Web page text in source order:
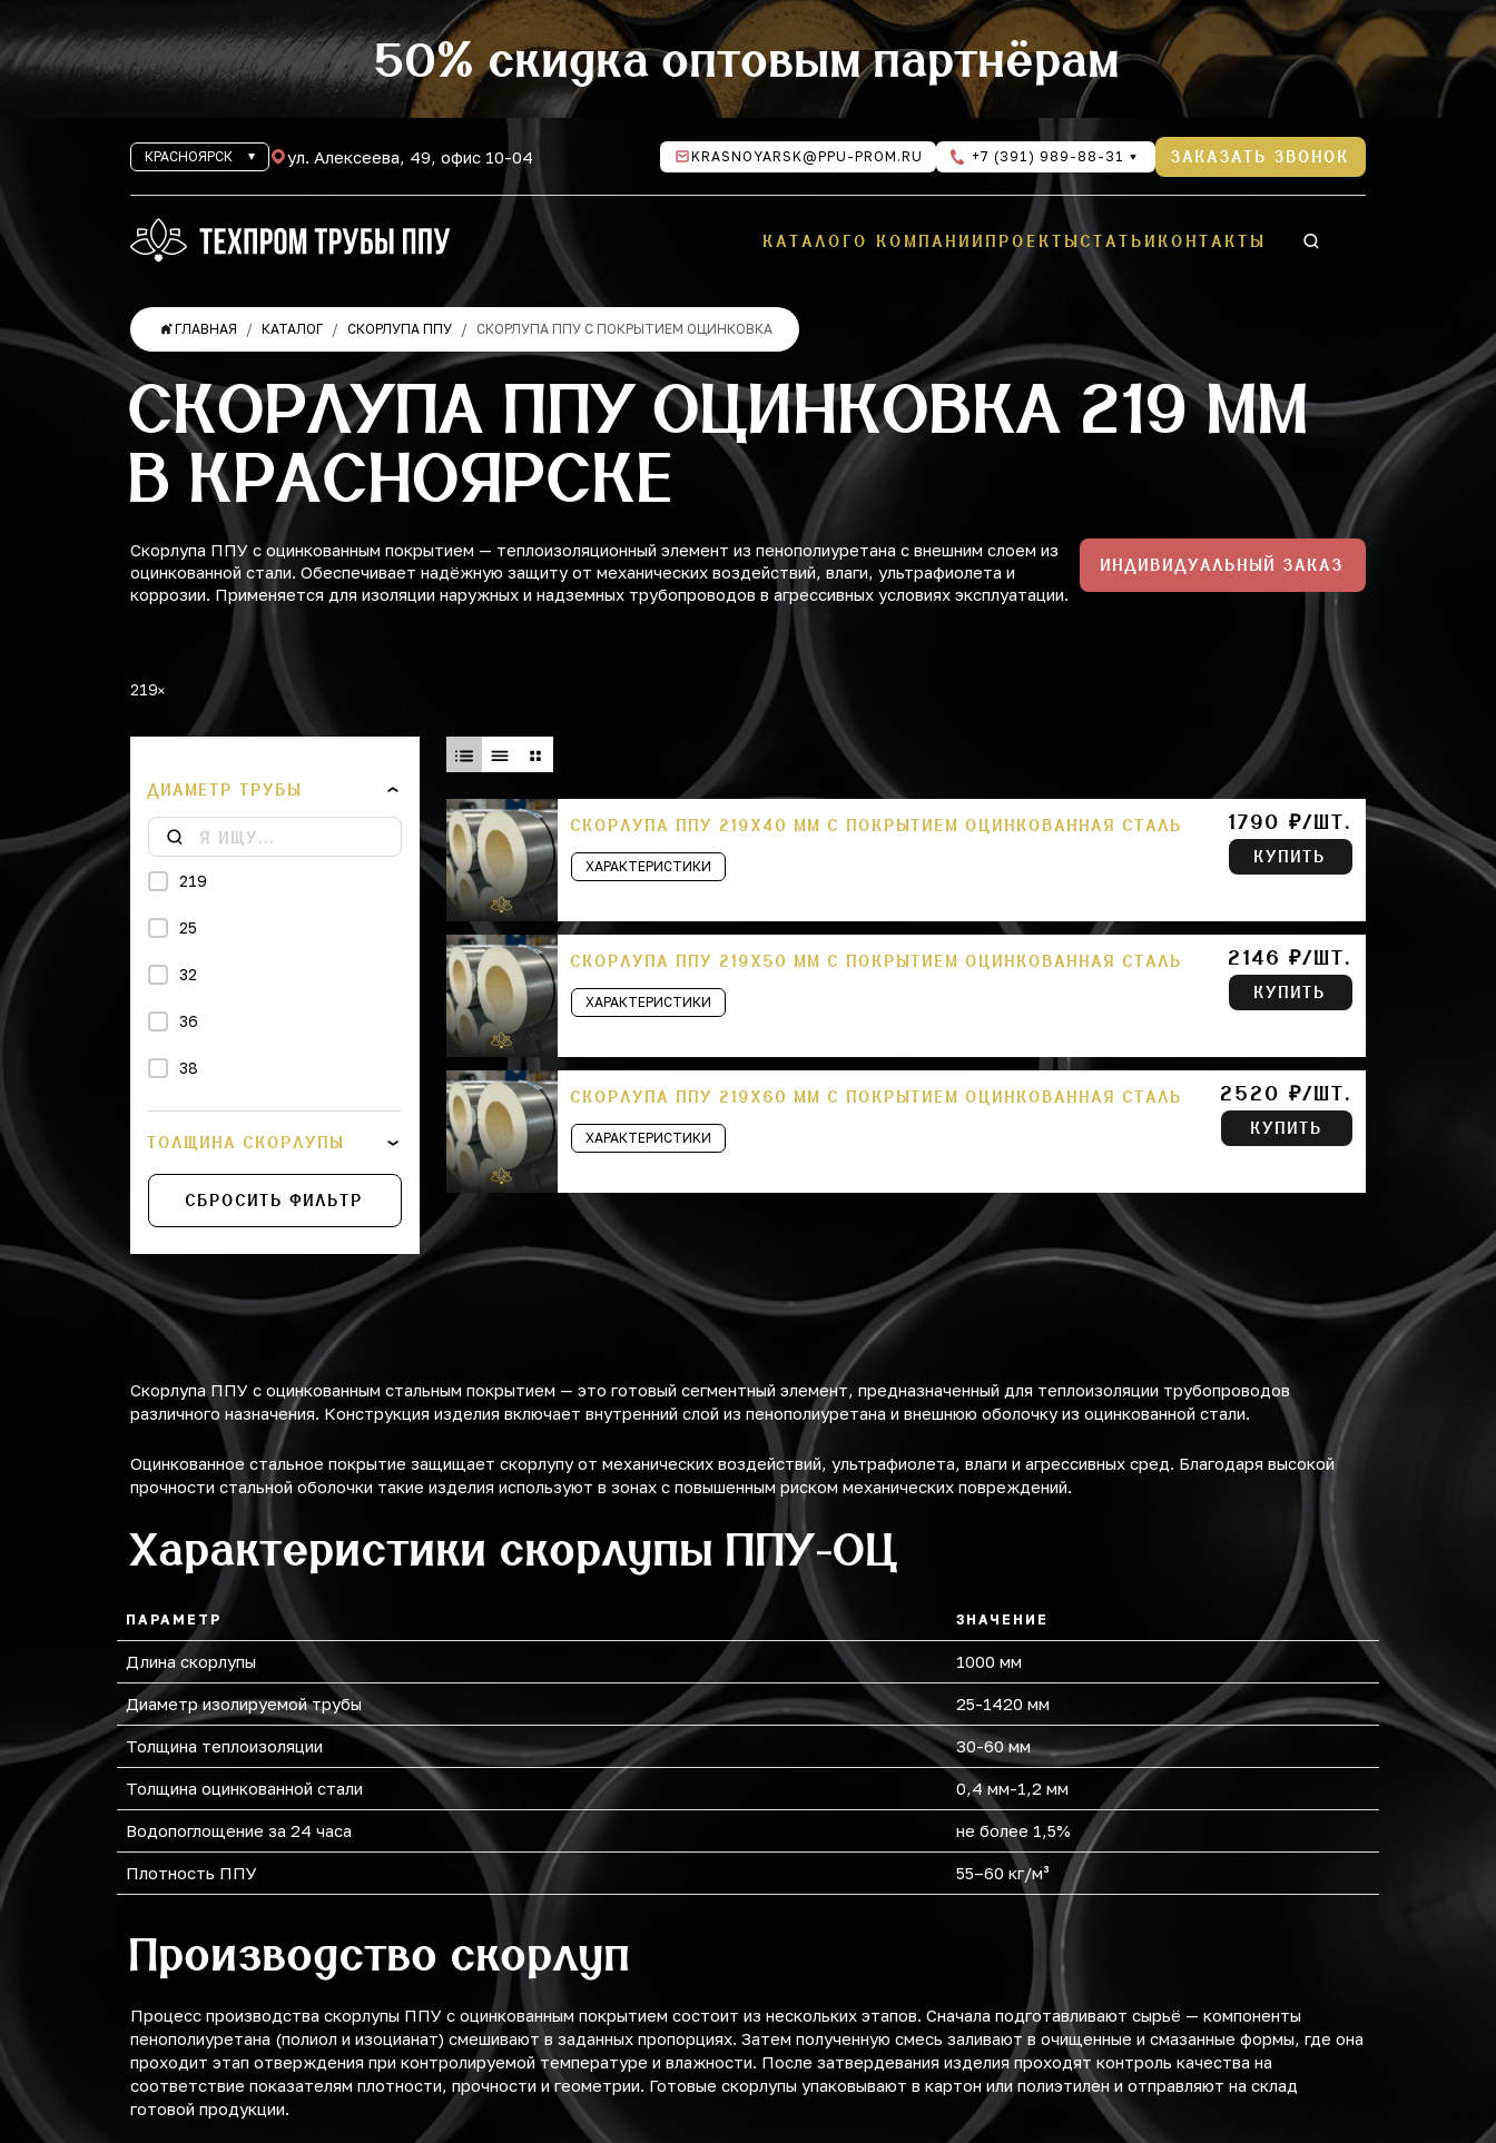
50% скидка оптовым партнёрам
КРАСНОЯРСК ул. Алексеева, 49, офис 10-04 KRASNOYARSK@PPU-PROM.RU +7 (391) 989-88-31 ЗАКАЗАТЬ ЗВОНОК
КАТАЛОГО КОМПАНИИ ПРОЕКТЫСТАТЬИ КОНТАКТЫ
ГЛАВНАЯ КАТАЛОГ СКОРЛУПА ППУ СКОРЛУПА ППУ С ПОКРЫТИЕМ ОЦИНКОВКА
СКОРЛУПА ППУ ОЦИНКОВКА 219 ММ
В КРАСНОЯРСКЕ
Скорлупа ППУ с оцинкованным покрытием — теплоизоляционный элемент из пенополиуретана с внешним слоем из
оцинкованной стали. Обеспечивает надёжную защиту от механических воздействий, влаги, ультрафиолета и
коррозии. Применяется для изоляции наружных и надземных трубопроводов в агрессивных условиях эксплуатации.
ИНДИВИДУАЛЬНЫЙ ЗАКАЗ
219
ДИАМЕТР ТРУБЫ
219
25
32
36
38
43
48
57
76
89
108
133
ТОЛЩИНА СКОРЛУПЫ
СБРОСИТЬ ФИЛЬТР
СКОРЛУПА ППУ 219Х40 ММ С ПОКРЫТИЕМ ОЦИНКОВАННАЯ СТАЛЬ
ХАРАКТЕРИСТИКИ
1790 ₽/ШТ.
КУПИТЬ
СКОРЛУПА ППУ 219Х50 ММ С ПОКРЫТИЕМ ОЦИНКОВАННАЯ СТАЛЬ
ХАРАКТЕРИСТИКИ
2146 ₽/ШТ.
КУПИТЬ
СКОРЛУПА ППУ 219Х60 ММ С ПОКРЫТИЕМ ОЦИНКОВАННАЯ СТАЛЬ
ХАРАКТЕРИСТИКИ
2520 ₽/ШТ.
КУПИТЬ
Скорлупа ППУ с оцинкованным стальным покрытием — это готовый сегментный элемент, предназначенный для теплоизоляции трубопроводов
различного назначения. Конструкция изделия включает внутренний слой из пенополиуретана и внешнюю оболочку из оцинкованной стали.
Оцинкованное стальное покрытие защищает скорлупу от механических воздействий, ультрафиолета, влаги и агрессивных сред. Благодаря высокой
прочности стальной оболочки такие изделия используют в зонах с повышенным риском механических повреждений.
Характеристики скорлупы ППУ-ОЦ
ПАРАМЕТР ЗНАЧЕНИЕ
Длина скорлупы 1000 мм
Диаметр изолируемой трубы 25-1420 мм
Толщина теплоизоляции 30-60 мм
Толщина оцинкованной стали 0,4 мм-1,2 мм
Водопоглощение за 24 часа не более 1,5%
Плотность ППУ 55–60 кг/м³
Производство скорлуп
Процесс производства скорлупы ППУ с оцинкованным покрытием состоит из нескольких этапов. Сначала подготавливают сырьё — компоненты
пенополиуретана (полиол и изоцианат) смешивают в заданных пропорциях. Затем полученную смесь заливают в очищенные и смазанные формы, где она
проходит этап отверждения при контролируемой температуре и влажности. После затвердевания изделия проходят контроль качества на
соответствие показателям плотности, прочности и геометрии. Готовые скорлупы упаковывают в картон или полиэтилен и отправляют на склад
готовой продукции.